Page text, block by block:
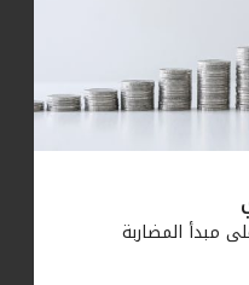
مبدأ المضاربة